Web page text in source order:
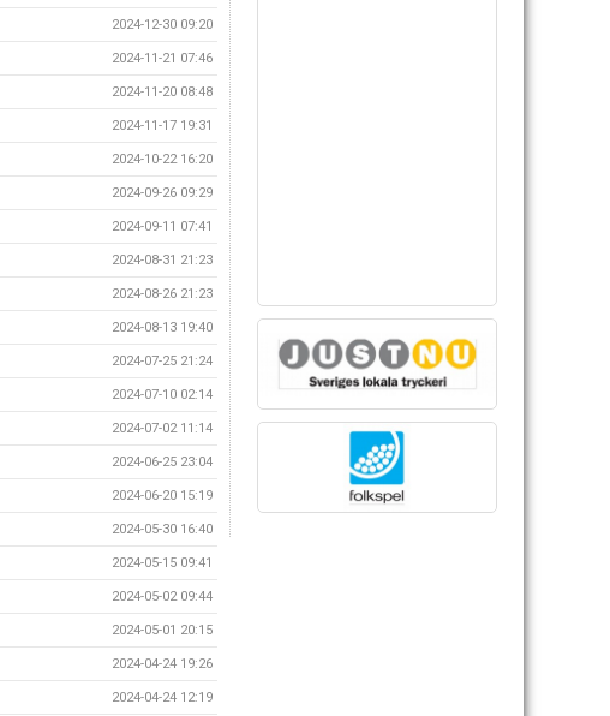
2024-12-30 09:20
2024-11-21 07:46
2024-11-20 08:48
2024-11-17 19:31
2024-10-22 16:20
2024-09-26 09:29
2024-09-11 07:41
2024-08-31 21:23
2024-08-26 21:23
2024-08-13 19:40
2024-07-25 21:24
2024-07-10 02:14
2024-07-02 11:14
2024-06-25 23:04
2024-06-20 15:19
2024-05-30 16:40
2024-05-15 09:41
2024-05-02 09:44
2024-05-01 20:15
2024-04-24 19:26
2024-04-24 12:19